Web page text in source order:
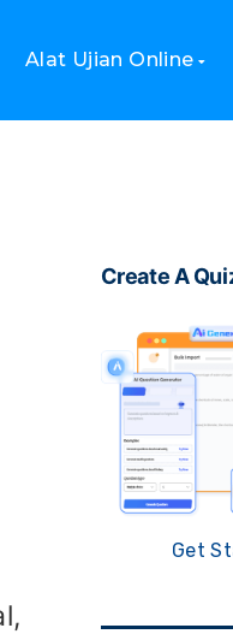
Alat Ujian Online
Create A
Get